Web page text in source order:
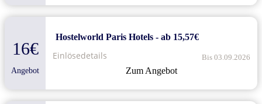
16€
Angebot
Hostelworld Paris Hotels - ab 15,57€
Zum Angebot
Bis 03.09.2026
Einlösedetails